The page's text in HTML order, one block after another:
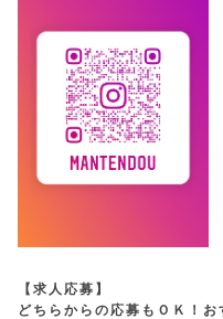
【求人応募】
どちらからの応募もＯＫ！